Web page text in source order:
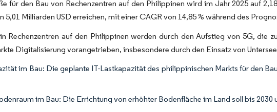
für den Bau von Rechenzentren auf den Philippinen wird im Jahr 2025 auf
5,01 Milliarden USD erreichen, mit einer CAGR von 14,85 % während des
Rechenzentren auf den Philippinen werden durch den Aufstieg von 5G, die
Digitalisierung vorangetrieben, insbesondere durch den Einsatz von
im Bau: Die geplante IT-Lastkapazität des philippinischen Markts für den
im Bau: Die Errichtung von erhöhter Bodenfläche im Land soll bis 2030